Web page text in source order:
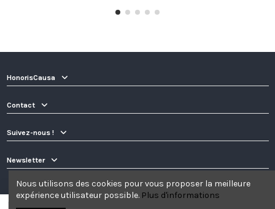
HonorisCausa
Contact
Suivez-nous !
Newsletter
Nous utilisons des cookies pour vous proposer la meilleure
expérience utilisateur possible. Plus d'informations